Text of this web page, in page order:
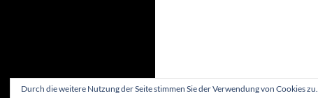
Durch die weitere Nutzung der Seite stimmen Sie der Verwendung von Cookies zu.